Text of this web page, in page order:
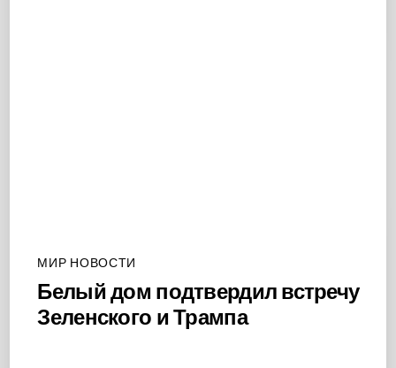
МИР НОВОСТИ
Белый дом подтвердил встречу
Зеленского и Трампа